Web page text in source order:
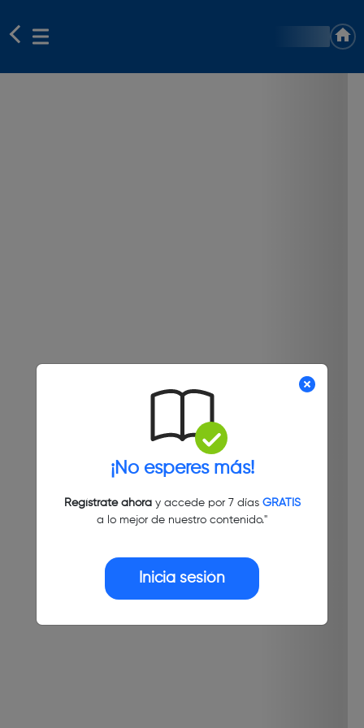
¡No esperes más!
Regístrate ahoray accede por 7 días GRATIS
a lo mejor de nuestro contenido."
Inicia sesión